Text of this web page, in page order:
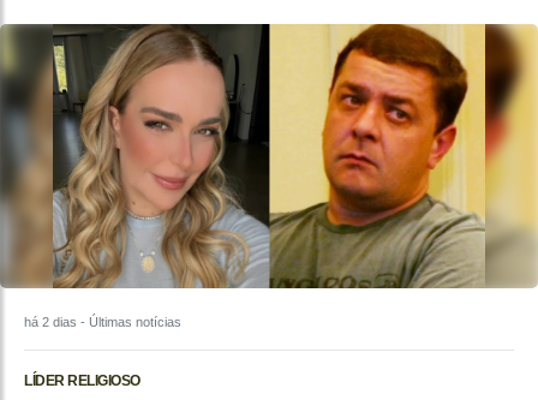
há 2 dias - Últimas notícias
LÍDER RELIGIOSO